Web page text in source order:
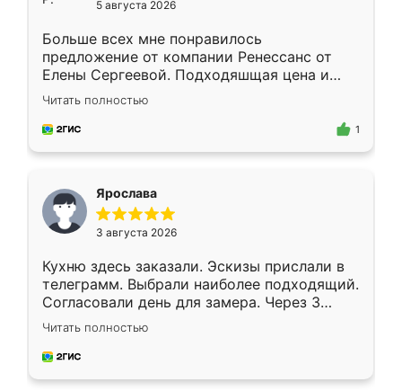
5 августа 2026
Больше всех мне понравилось
предложение от компании Ренессанс от
Елены Сергеевой. Подходяшщая цена и
короткие сроки изготовления. Приехавший
для замера сотрудник Владислав
предложил по моему эскизу самый
Читать полностью
1
Ярослава
3 августа 2026
Кухню здесь заказали. Эскизы прислали в
телеграмм. Выбрали наиболее подходящий.
Согласовали день для замера. Через 3
недели кухня была уже готова. Остались
довольны работой. Спасибо Ренессанс
мебель за качественную работу!
Читать полностью